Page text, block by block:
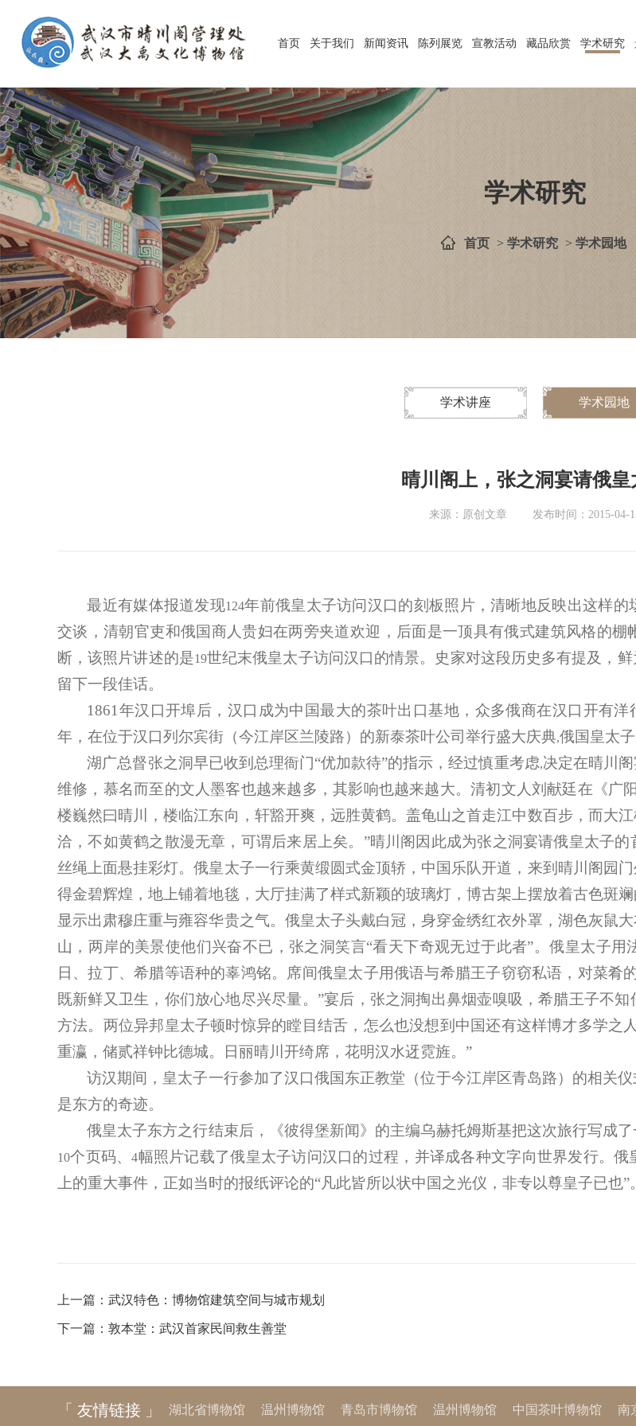
首页 关于我们 新闻资讯 陈列展览 宣教活动 藏品欣赏 学术研究
学术研究
首页 > 学术研究 > 学术园地
学术讲座 学术园地
晴川阁上，张之洞宴请俄皇
来源：原创文章 发布时间：2015-04-
最近有媒体报道发现124年前俄皇太子访问汉口的刻板照片，清晰地反映出这样
交谈，清朝官吏和俄国商人贵妇在两旁夹道欢迎，后面是一顶具有俄式建筑风格的
断，该照片讲述的是19世纪末俄皇太子访问汉口的情景。史家对这段历史多有提及，
留下一段佳话。
1861 年汉口开埠后，汉口成为中国最大的茶叶出口基地，众多俄商在汉口开有洋
年，在位于汉口列尔宾街（今江岸区兰陵路）的新泰茶叶公司举行盛大庆典,俄国皇太
湖广总督张之洞早已收到总理衙门“优加款待”的指示，经过慎重考虑,决定在晴川
维修，慕名而至的文人墨客也越来越多，其影响也越来越大。清初文人刘献廷在《广
楼巍然曰晴川，楼临江东向，轩豁开爽，远胜黄鹤。盖龟山之首走江中数百步，而大
洽，不如黄鹤之散漫无章，可谓后来居上矣。”晴川阁因此成为张之洞宴请俄皇太子
丝绳上面悬挂彩灯。俄皇太子一行乘黄缎圆式金顶轿，中国乐队开道，来到晴川阁园
得金碧辉煌，地上铺着地毯，大厅挂满了样式新颖的玻璃灯，博古架上摆放着古色斑
显示出肃穆庄重与雍容华贵之气。俄皇太子头戴白冠，身穿金绣红衣外罩，湖色灰鼠
山，两岸的美景使他们兴奋不已，张之洞笑言“看天下奇观无过于此者”。俄皇太子用
日、拉丁、希腊等语种的辜鸿铭。席间俄皇太子用俄语与希腊王子窃窃私语，对菜肴
既新鲜又卫生，你们放心地尽兴尽量。”宴后，张之洞掏出鼻烟壶嗅吸，希腊王子不
方法。两位异邦皇太子顿时惊异的瞠目结舌，怎么也没想到中国还有这样博才多学之
重瀛，储贰祥钟比德城。日丽晴川开绮席，花明汉水迓霓旌。”
访汉期间，皇太子一行参加了汉口俄国东正教堂（位于今江岸区青岛路）的相关
是东方的奇迹。
俄皇太子东方之行结束后，《彼得堡新闻》的主编乌赫托姆斯基把这次旅行写成
10个页码、4幅照片记载了俄皇太子访问汉口的过程，并译成各种文字向世界发行。
上的重大事件，正如当时的报纸评论的“凡此皆所以状中国之光仪，非专以尊皇子已也”。
上一篇： 武汉特色：博物馆建筑空间与城市规划
下一篇： 敦本堂：武汉首家民间救生善堂
「 友情链接 」 湖北省博物馆 温州博物馆 青岛市博物馆 温州博物馆 中国茶叶博物馆 南